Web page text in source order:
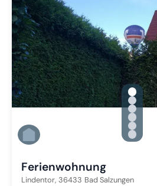
Zu
Zu
Zu
Zu
Zu
Zu
Ferienwohnung
Lindentor, 36433 Bad Salzungen